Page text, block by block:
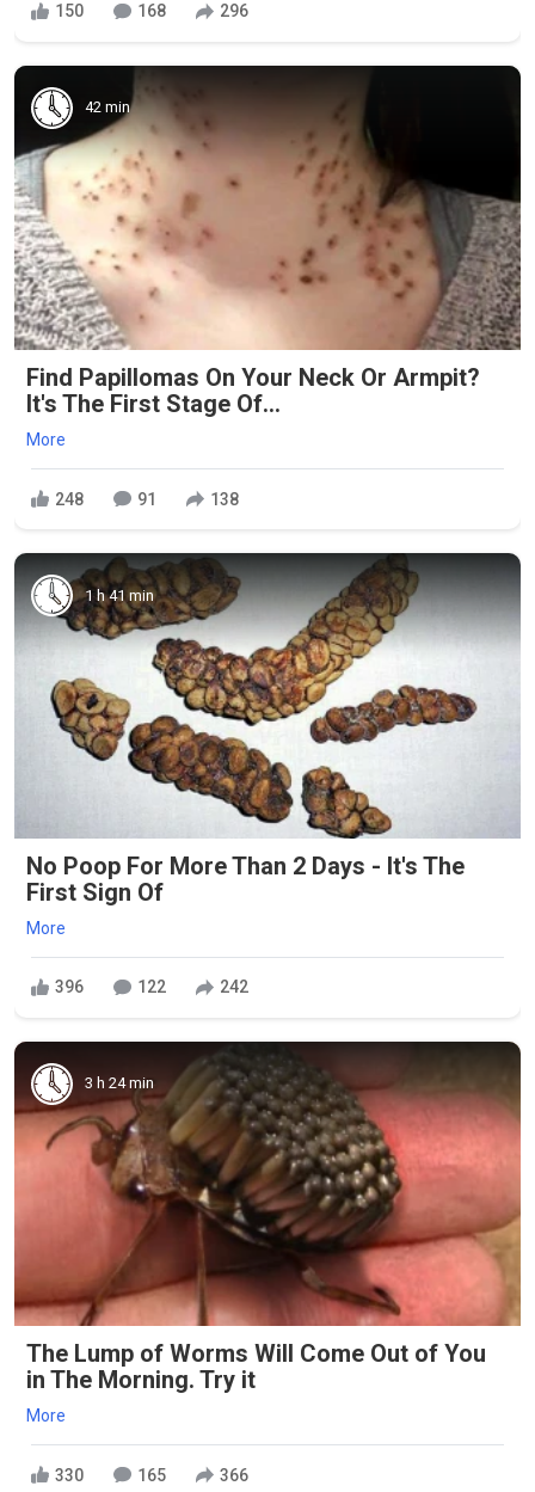
150 168 296
42 min
Find Papillomas On Your Neck Or Armpit?
It's The First Stage Of...
More
248 91 138
1 h 41 min
No Poop For More Than 2 Days - It's The
First Sign Of
More
396 122 242
3 h 24 min
The Lump of Worms Will Come Out of You
in The Morning. Try it
More
330 165 366